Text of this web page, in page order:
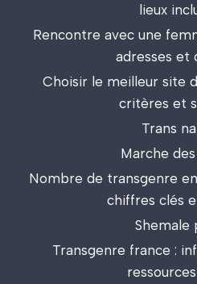
lieux
Rencontre avec une
adresses et
Choisir le meilleur site
critères et
Trans
Marche
Nombre de transgenre
chiffres clés
Shemale
Transgenre france :